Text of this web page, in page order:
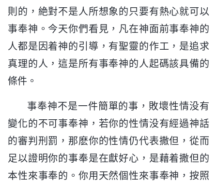
則的，絶對不是人所想象的只要有熱心就可以
事奉神。今天你們看見，凡在神面前事奉神的
人都是因着神的引導，有聖靈的作工，是追求
真理的人，這是所有事奉神的人起碼該具備的
條件。
事奉神不是一件簡單的事，敗壞性情没有
變化的不可事奉神，若你的性情没有經過神話
的審判刑罰，那麽你的性情仍代表撒但，從而
足以證明你的事奉是在獻好心，是藉着撒但的
本性來事奉的。你用天然個性來事奉神，按照